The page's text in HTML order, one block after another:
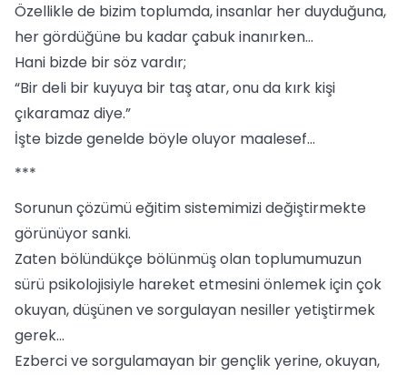
Özellikle de bizim toplumda, insanlar her duyduğuna,
her gördüğüne bu kadar çabuk inanırken...
Hani bizde bir söz vardır;
“Bir deli bir kuyuya bir taş atar, onu da kırk kişi
çıkaramaz diye.”
İşte bizde genelde böyle oluyor maalesef...
***
Sorunun çözümü eğitim sistemimizi değiştirmekte
görünüyor sanki.
Zaten bölündükçe bölünmüş olan toplumumuzun
sürü psikolojisiyle hareket etmesini önlemek için çok
okuyan, düşünen ve sorgulayan nesiller yetiştirmek
gerek...
Ezberci ve sorgulamayan bir gençlik yerine, okuyan,